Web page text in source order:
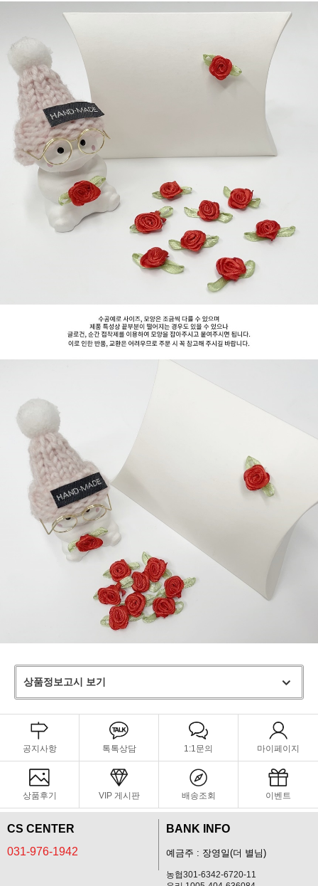
상품정보고시 보기
공지사항 톡톡상담 1:1문의 마이페이지
상품후기 VIP 게시판 배송조회 이벤트
CS CENTER
031-976-1942
BANK INFO
예금주 : 장영일(더 별님)
농협301-6342-6720-11